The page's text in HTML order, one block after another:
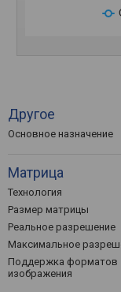
Другое
Основное назначение
Матрица
Технология
Размер матрицы
Реальное разрешение
Максимальное
Поддержка форматов
изображения